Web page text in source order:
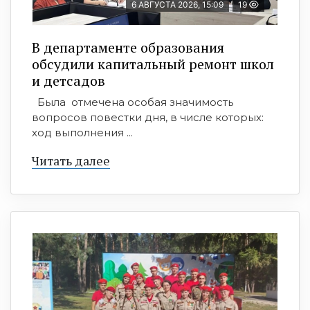
6 АВГУСТА 2026, 15:09 19
В департаменте образования
обсудили капитальный ремонт школ
и детсадов
Была отмечена особая значимость
вопросов повестки дня, в числе которых:
ход выполнения ...
Читать далее